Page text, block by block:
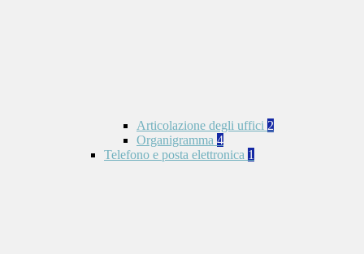
Articolazione degli uffici 2
Organigramma 4
Telefono e posta elettronica 1